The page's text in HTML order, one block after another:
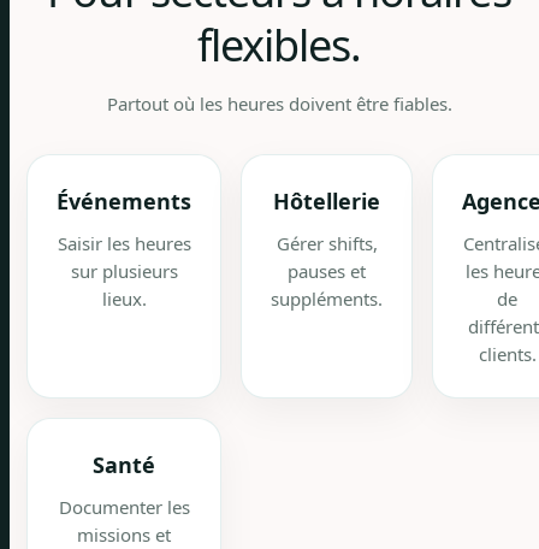
flexibles.
Partout où les heures doivent être fiables.
Événements
Saisir les heures
sur plusieurs
lieux.
Hôtellerie
Gérer shifts,
pauses et
suppléments.
les
de
clients.
Santé
Documenter les
missions et